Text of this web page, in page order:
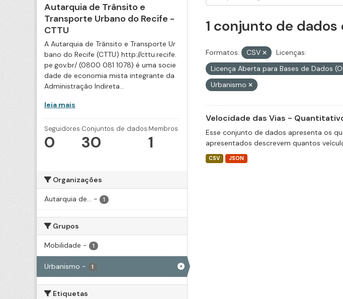
Autarquia de Trânsito e
Transporte Urbano do Recife -
CTTU
A Autarquia de Trânsito e Transporte Ur
bano do Recife (CTTU) http://cttu.recife.
pe.gov.br/ (0800 081 1078) é uma socie
dade de economia mista integrante da
Administração Indireta...
leia mais
Seguidores
0
Conjuntos de dados
30
Membros
1
Organizações
Autarquia de... - 1
Grupos
Mobilidade - 1
Urbanismo - 1
Etiquetas
1 conjunto de
Formatos: CSV
Licenças:
Licença Aberta para Bases de Dados
Urbanismo
Velocidade das Vias -
Esse conjunto de dados apresenta os
apresentados descrevem quantos
CSV JSON